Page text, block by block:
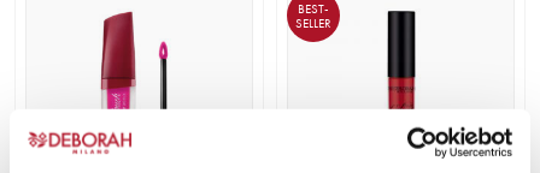
plusieurs
Les
variations.
Les
options
BEST-
SELLER